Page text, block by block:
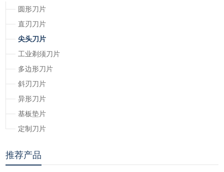
圆形刀片
直刃刀片
尖头刀片
工业剃须刀片
多边形刀片
斜刃刀片
异形刀片
基板垫片
定制刀片
推荐产品